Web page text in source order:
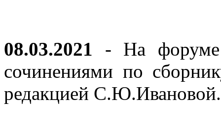
08.03.2021 - На форуме
сочинениями по
редакцией